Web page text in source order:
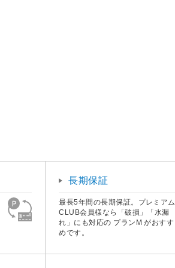
長期保証
最長5年間の長期保証。プレミアム
CLUB会員様なら「破損」「水漏
れ」にも対応の プランM がおすす
めです。